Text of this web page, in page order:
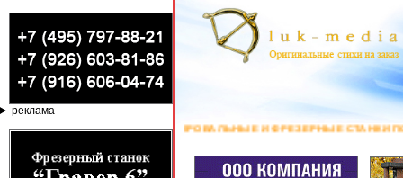
реклама
ГРАВИРОВАЛЬНЫЕ И ФРЕЗЕРНЫЕ СТАНКИ ПО КАМНЮ ОТ